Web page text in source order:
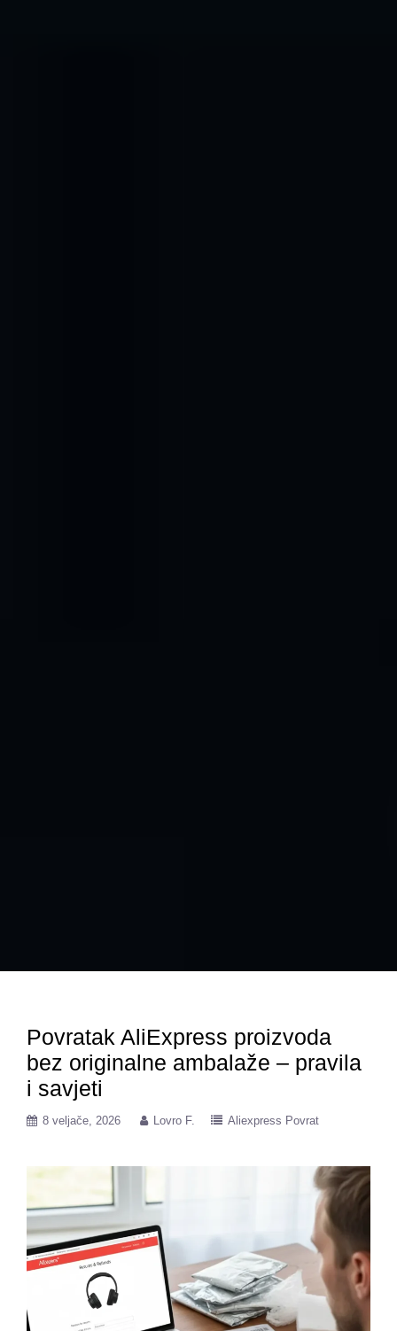
Povratak AliExpress proizvoda
bez originalne ambalaže – pravila
i savjeti
8 veljače, 2026 Lovro F. Aliexpress Povrat